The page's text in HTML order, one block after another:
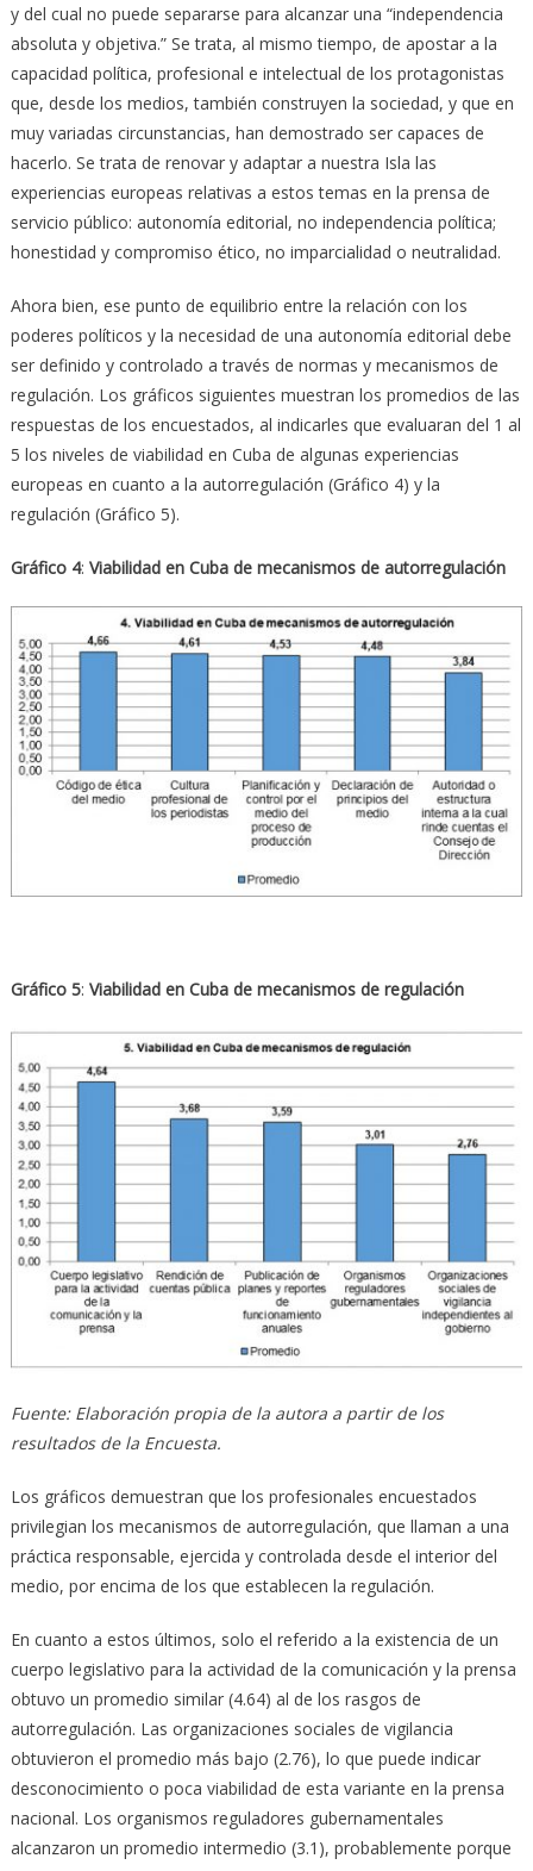
y del cual no puede separarse para alcanzar una “independencia
absoluta y objetiva.” Se trata, al mismo tiempo, de apostar a la
capacidad política, profesional e intelectual de los protagonistas
que, desde los medios, también construyen la sociedad, y que en
muy variadas circunstancias, han demostrado ser capaces de
hacerlo. Se trata de renovar y adaptar a nuestra Isla las
experiencias europeas relativas a estos temas en la prensa de
servicio público: autonomía editorial, no independencia política;
honestidad y compromiso ético, no imparcialidad o neutralidad.
Ahora bien, ese punto de equilibrio entre la relación con los
poderes políticos y la necesidad de una autonomía editorial debe
ser definido y controlado a través de normas y mecanismos de
regulación. Los gráficos siguientes muestran los promedios de las
respuestas de los encuestados, al indicarles que evaluaran del 1 al
5 los niveles de viabilidad en Cuba de algunas experiencias
europeas en cuanto a la autorregulación (Gráfico 4) y la
regulación (Gráfico 5).
Gráfico 4: Viabilidad en Cuba de mecanismos de autorregulación
Gráfico 5: Viabilidad en Cuba de mecanismos de regulación
Fuente: Elaboración propia de la autora a partir de los
resultados de la Encuesta.
Los gráficos demuestran que los profesionales encuestados
privilegian los mecanismos de autorregulación, que llaman a una
práctica responsable, ejercida y controlada desde el interior del
medio, por encima de los que establecen la regulación.
En cuanto a estos últimos, solo el referido a la existencia de un
cuerpo legislativo para la actividad de la comunicación y la prensa
obtuvo un promedio similar (4.64) al de los rasgos de
autorregulación. Las organizaciones sociales de vigilancia
obtuvieron el promedio más bajo (2.76), lo que puede indicar
desconocimiento o poca viabilidad de esta variante en la prensa
nacional. Los organismos reguladores gubernamentales
alcanzaron un promedio intermedio (3.1), probablemente porque